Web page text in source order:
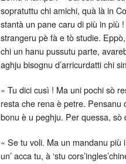
sopratuttu chi amichi, quà là in
stantà un pane caru di più in più !
strangeru pè fà e tò studie.
chi un hanu pussutu parte,
aghju bisognu d’arricurdatti chi
« Tu dici cusì ! Ma uni pochi sò
resta che rena è petre. Pensanu
bonu è u peghju. Per quessa,
« Se tu voli. Ma un mandanu più
un’ acca tu, à ‘stu